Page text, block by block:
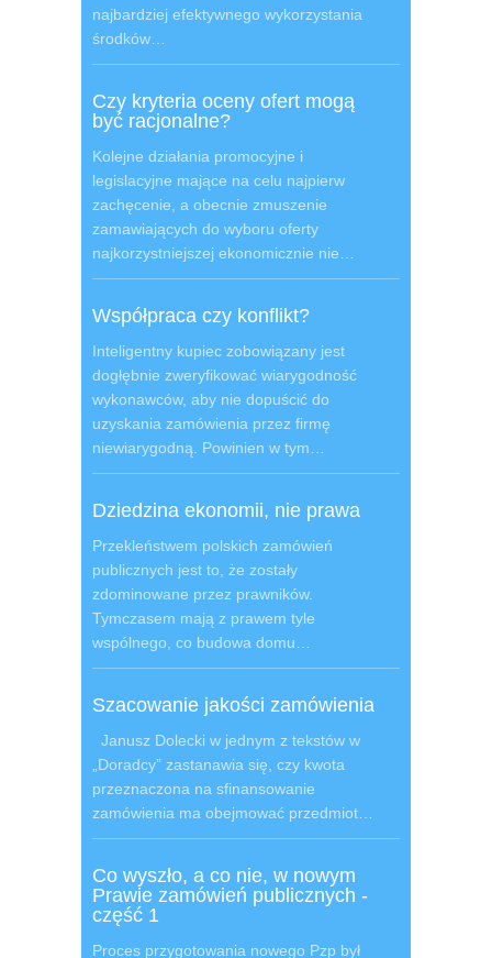
najbardziej efektywnego wykorzystania
środków…
Czy kryteria oceny ofert mogą
być racjonalne?
Kolejne działania promocyjne i
legislacyjne mające na celu najpierw
zachęcenie, a obecnie zmuszenie
zamawiających do wyboru oferty
najkorzystniejszej ekonomicznie nie…
Współpraca czy konflikt?
Inteligentny kupiec zobowiązany jest
dogłębnie zweryfikować wiarygodność
wykonawców, aby nie dopuścić do
uzyskania zamówienia przez firmę
niewiarygodną. Powinien w tym…
Dziedzina ekonomii, nie prawa
Przekleństwem polskich zamówień
publicznych jest to, że zostały
zdominowane przez prawników.
Tymczasem mają z prawem tyle
wspólnego, co budowa domu…
Szacowanie jakości zamówienia
Janusz Dolecki w jednym z tekstów w
„Doradcy” zastanawia się, czy kwota
przeznaczona na sfinansowanie
zamówienia ma obejmować przedmiot…
Co wyszło, a co nie, w nowym
Prawie zamówień publicznych -
część 1
Proces przygotowania nowego Pzp był